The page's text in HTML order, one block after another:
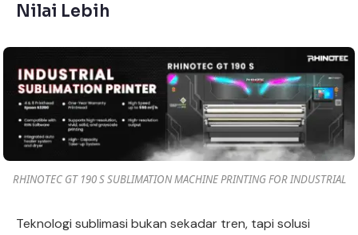
Nilai Lebih
RHINOTEC GT 190 S SUBLIMATION MACHINE PRINTING FOR INDUSTRIAL
Teknologi sublimasi bukan sekadar tren, tapi solusi